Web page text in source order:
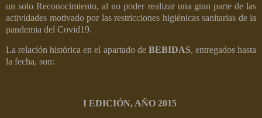
un solo Reconocimiento, al no poder realizar una gran parte de las
actividades motivado por las restricciones higiénicas sanitarias de la
pandemia del Covid19.
La relación histórica en el apartado de BEBIDAS, entregados hasta
la fecha, son:
I EDICIÓN, AÑO 2015